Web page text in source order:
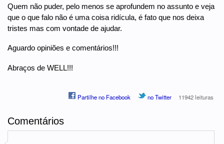
Quem não puder, pelo menos se aprofundem no assunto e veja
que o que falo não é uma coisa ridícula, é fato que nos deixa
tristes mas com vontade de ajudar.
Aguardo opiniões e comentários!!!
Abraços de WELL!!!
Partilhe no Facebook no Twitter 11942 leituras
Comentários